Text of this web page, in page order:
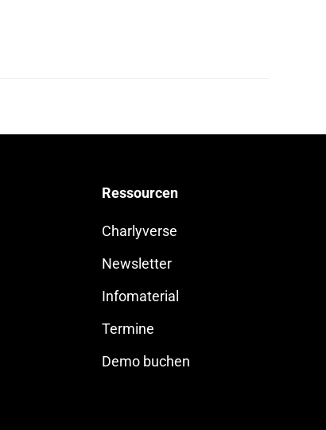
Ressourcen
Charlyverse
Newsletter
Infomaterial
Termine
Demo buchen